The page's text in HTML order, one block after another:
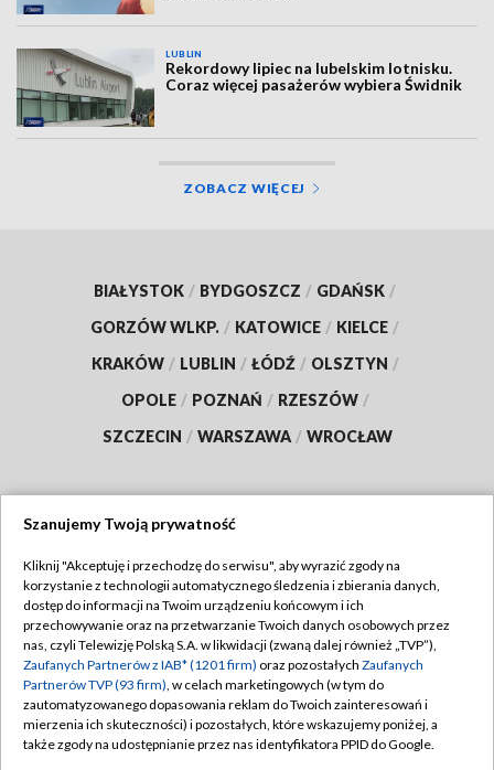
LUBLIN
Rekordowy lipiec na lubelskim lotnisku.
Coraz więcej pasażerów wybiera Świdnik
ZOBACZ WIĘCEJ
BIAŁYSTOK / BYDGOSZCZ / GDAŃSK /
GORZÓW WLKP. / KATOWICE / KIELCE /
KRAKÓW / LUBLIN / ŁÓDŹ / OLSZTYN /
OPOLE / POZNAŃ / RZESZÓW /
SZCZECIN / WARSZAWA / WROCŁAW
TVP
Abonament TVP
Emisja w TVP
Centrum informacji TVP
Naziemna Telewizja Cyfrowa
Regulamin TVP
Polityka prywatności
Moje zgody
Pomoc
Szanujemy Twoją prywatność
Kliknij "Akceptuję i przechodzę do serwisu", aby wyrazić zgody na
korzystanie z technologii automatycznego śledzenia i zbierania danych,
dostęp do informacji na Twoim urządzeniu końcowym i ich
przechowywanie oraz na przetwarzanie Twoich danych osobowych przez
nas, czyli Telewizję Polską S.A. w likwidacji (zwaną dalej również „TVP”),
Zaufanych Partnerów z IAB* (1201 firm) oraz pozostałych Zaufanych
Partnerów TVP (93 firm), w celach marketingowych (w tym do
zautomatyzowanego dopasowania reklam do Twoich zainteresowań i
mierzenia ich skuteczności) i pozostałych, które wskazujemy poniżej, a
także zgody na udostępnianie przez nas identyfikatora PPID do Google.